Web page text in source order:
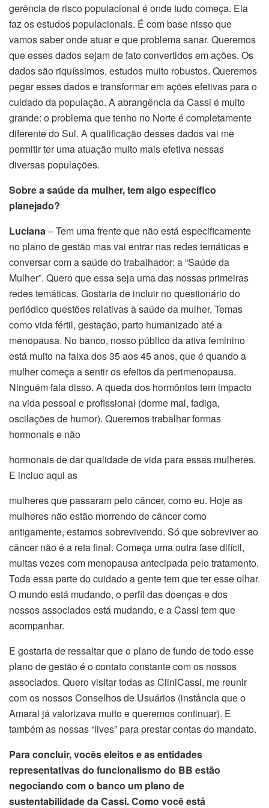
gerência de risco populacional é onde tudo começa. Ela
faz os estudos populacionais. É com base nisso que
vamos saber onde atuar e que problema sanar. Queremos
que esses dados sejam de fato convertidos em ações. Os
dados são riquíssimos, estudos muito robustos. Queremos
pegar esses dados e transformar em ações efetivas para o
cuidado da população. A abrangência da Cassi é muito
grande: o problema que tenho no Norte é completamente
diferente do Sul. A qualificação desses dados vai me
permitir ter uma atuação muito mais efetiva nessas
diversas populações.
Sobre a saúde da mulher, tem algo específico
planejado?
Luciana– Tem uma frente que não está especificamente
no plano de gestão mas vai entrar nas redes temáticas e
conversar com a saúde do trabalhador: a “Saúde da
Mulher”. Quero que essa seja uma das nossas primeiras
redes temáticas. Gostaria de incluir no questionário do
periódico questões relativas à saúde da mulher. Temas
como vida fértil, gestação, parto humanizado até a
menopausa. No banco, nosso público da ativa feminino
está muito na faixa dos 35 aos 45 anos, que é quando a
mulher começa a sentir os efeitos da perimenopausa.
Ninguém fala disso. A queda dos hormônios tem impacto
na vida pessoal e profissional (dorme mal, fadiga,
oscilações de humor). Queremos trabalhar formas
hormonais e não
hormonais de dar qualidade de vida para essas mulheres.
E incluo aqui as
mulheres que passaram pelo câncer, como eu. Hoje as
mulheres não estão morrendo de câncer como
antigamente, estamos sobrevivendo. Só que sobreviver ao
câncer não é a reta final. Começa uma outra fase difícil,
muitas vezes com menopausa antecipada pelo tratamento.
Toda essa parte do cuidado a gente tem que ter esse olhar.
O mundo está mudando, o perfil das doenças e dos
nossos associados está mudando, e a Cassi tem que
acompanhar.
E gostaria de ressaltar que o plano de fundo de todo esse
plano de gestão é o contato constante com os nossos
associados. Quero visitar todas as CliniCassi, me reunir
com os nossos Conselhos de Usuários (instância que o
Amaral já valorizava muito e queremos continuar). E
também as nossas “lives” para prestar contas do mandato.
Para concluir, vocês eleitos e as entidades
representativas do funcionalismo do BB estão
negociando com o banco um plano de
sustentabilidade da Cassi. Como você está